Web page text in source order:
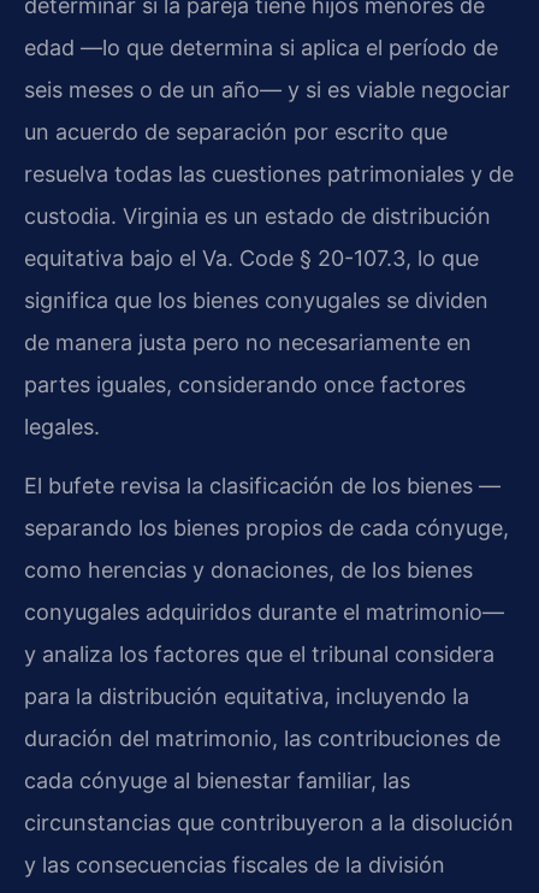
determinar si la pareja tiene hijos menores de
edad —lo que determina si aplica el período de
seis meses o de un año— y si es viable negociar
un acuerdo de separación por escrito que
resuelva todas las cuestiones patrimoniales y de
custodia. Virginia es un estado de distribución
equitativa bajo el Va. Code § 20-107.3, lo que
significa que los bienes conyugales se dividen
de manera justa pero no necesariamente en
partes iguales, considerando once factores
legales.
El bufete revisa la clasificación de los bienes —
separando los bienes propios de cada cónyuge,
como herencias y donaciones, de los bienes
conyugales adquiridos durante el matrimonio—
y analiza los factores que el tribunal considera
para la distribución equitativa, incluyendo la
duración del matrimonio, las contribuciones de
cada cónyuge al bienestar familiar, las
circunstancias que contribuyeron a la disolución
y las consecuencias fiscales de la división